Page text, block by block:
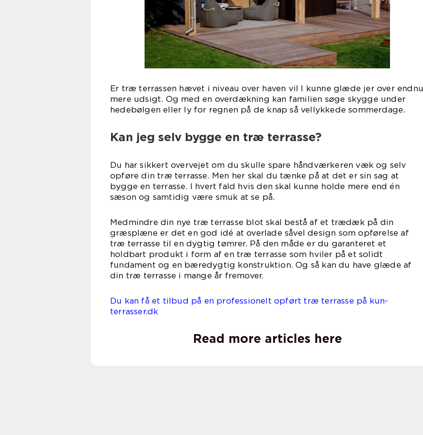
Er træ terrassen hævet i niveau over haven vil I kunne glæde jer over endnu
mere udsigt. Og med en overdækning kan familien søge skygge under
hedebølgen eller ly for regnen på de knap så vellykkede sommerdage.
Kan jeg selv bygge en træ terrasse?
Du har sikkert overvejet om du skulle spare håndværkeren væk og selv
opføre din træ terrasse. Men her skal du tænke på at det er sin sag at
bygge en terrasse. I hvert fald hvis den skal kunne holde mere end én
sæson og samtidig være smuk at se på.
Medmindre din nye træ terrasse blot skal bestå af et trædæk på din
græsplæne er det en god idé at overlade såvel design som opførelse af
træ terrasse til en dygtig tømrer. På den måde er du garanteret et
holdbart produkt i form af en træ terrasse som hviler på et solidt
fundament og en bæredygtig konstruktion. Og så kan du have glæde af
din træ terrasse i mange år fremover.
Du kan få et tilbud på en professionelt opført træ terrasse på kun-
terrasser.dk
Read more articles here